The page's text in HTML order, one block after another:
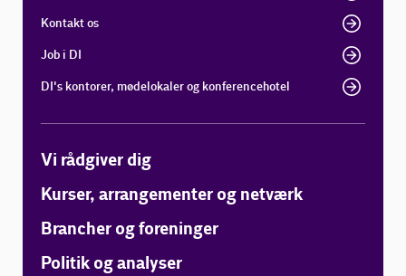
Kontakt os
Job i DI
DI's kontorer, mødelokaler og konferencehotel
Vi rådgiver dig
Kurser, arrangementer og netværk
Brancher og foreninger
Politik og analyser